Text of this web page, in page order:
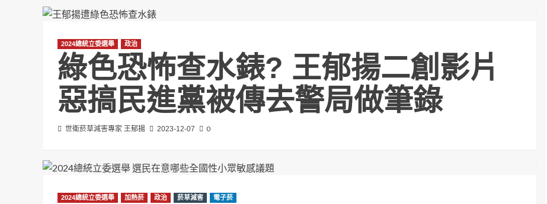
2024總統立委選舉 政治
綠色恐怖查水錶? 王郁揚二創影片
惡搞民進黨被傳去警局做筆錄
世衛菸草減害專家 王郁揚 2023-12-07 0
2024總統立委選舉 加熱菸 政治 菸草減害 電子菸